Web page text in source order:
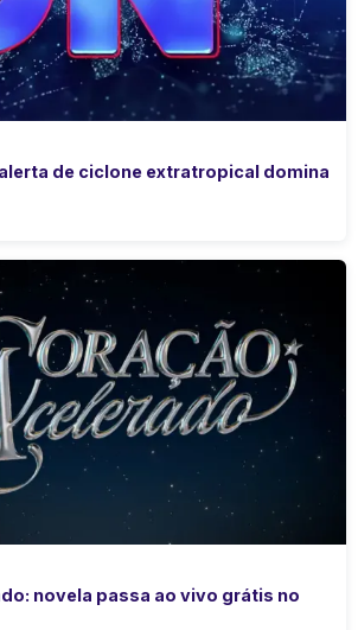
de ciclone extratropical domina
novela passa ao vivo grátis no